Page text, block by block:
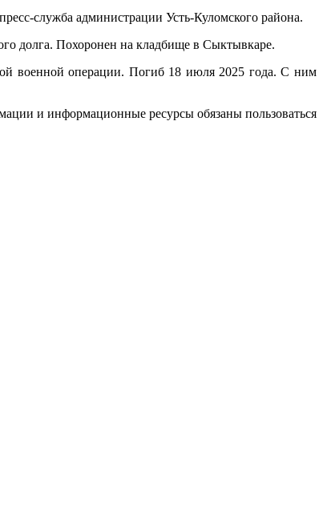
служба администрации Усть-Куломского района.
долга. Похоронен на кладбище в Сыктывкаре.
военной операции. Погиб 18 июля 2025 года. С ним
и информационные ресурсы обязаны пользоваться